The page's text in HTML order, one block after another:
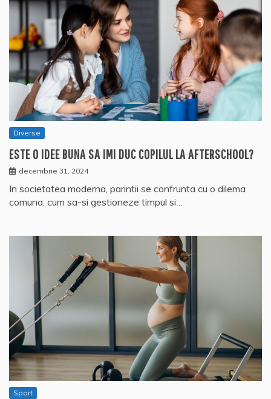
Diverse
ESTE O IDEE BUNA SA IMI DUC COPILUL LA AFTERSCHOOL?
decembrie 31, 2024
In societatea moderna, parintii se confrunta cu o dilema
comuna: cum sa-si gestioneze timpul si…
Sport